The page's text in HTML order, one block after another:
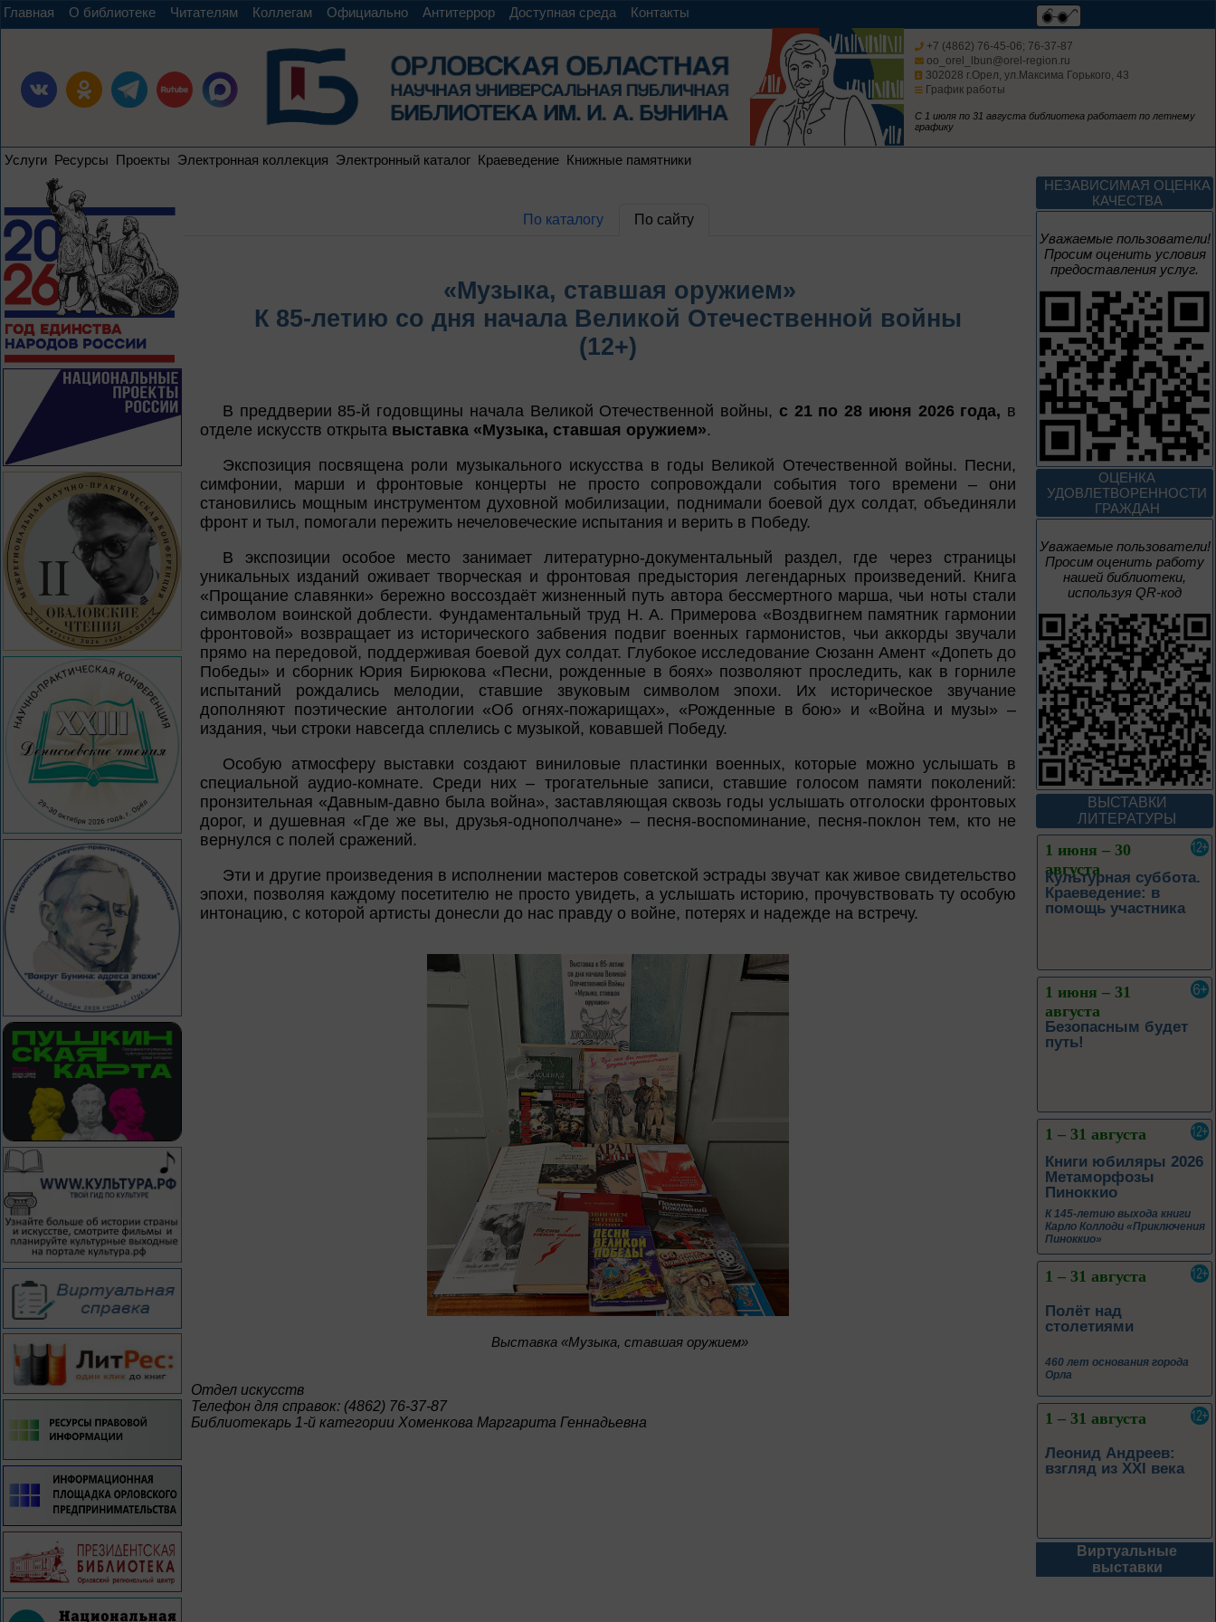
Главная О библиотеке Читателям Коллегам Официально Антитеррор Доступная среда Контакты
+7 (4862) 76-45-06; 76-37-87
oo_orel_lbun@orel-region.ru
302028 г.Орел, ул.Максима Горького, 43
График работы
С 1 июля по 31 августа библиотека работает по летнему
графику
Услуги Ресурсы Проекты Электронная коллекция Электронный каталог Краеведение Книжные памятники
По каталогу По сайту
«Музыка, ставшая оружием»
К 85-летию со дня начала Великой Отечественной войны
(12+)
В преддверии 85-й годовщины начала Великой Отечественной войны, с 21 по 28 июня 2026 года, в
отделе искусств открыта выставка «Музыка, ставшая оружием».
Экспозиция посвящена роли музыкального искусства в годы Великой Отечественной войны. Песни,
симфонии, марши и фронтовые концерты не просто сопровождали события того времени – они
становились мощным инструментом духовной мобилизации, поднимали боевой дух солдат, объединяли
фронт и тыл, помогали пережить нечеловеческие испытания и верить в Победу.
В экспозиции особое место занимает литературно-документальный раздел, где через страницы
уникальных изданий оживает творческая и фронтовая предыстория легендарных произведений. Книга
«Прощание славянки» бережно воссоздаёт жизненный путь автора бессмертного марша, чьи ноты стали
символом воинской доблести. Фундаментальный труд Н. А. Примерова «Воздвигнем памятник гармонии
фронтовой» возвращает из исторического забвения подвиг военных гармонистов, чьи аккорды звучали
прямо на передовой, поддерживая боевой дух солдат. Глубокое исследование Сюзанн Амент «Допеть до
Победы» и сборник Юрия Бирюкова «Песни, рожденные в боях» позволяют проследить, как в горниле
испытаний рождались мелодии, ставшие звуковым символом эпохи. Их историческое звучание
дополняют поэтические антологии «Об огнях-пожарищах», «Рожденные в бою» и «Война и музы» –
издания, чьи строки навсегда сплелись с музыкой, ковавшей Победу.
Особую атмосферу выставки создают виниловые пластинки военных, которые можно услышать в
специальной аудио-комнате. Среди них – трогательные записи, ставшие голосом памяти поколений:
пронзительная «Давным-давно была война», заставляющая сквозь годы услышать отголоски фронтовых
дорог, и душевная «Где же вы, друзья-однополчане» – песня-воспоминание, песня-поклон тем, кто не
вернулся с полей сражений.
Эти и другие произведения в исполнении мастеров советской эстрады звучат как живое свидетельство
эпохи, позволяя каждому посетителю не просто увидеть, а услышать историю, прочувствовать ту особую
интонацию, с которой артисты донесли до нас правду о войне, потерях и надежде на встречу.
Bыставка «Музыка, ставшая оружием»
Отдел искусств
Телефон для справок: (4862) 76-37-87
Библиотекарь 1-й категории Хоменкова Маргарита Геннадьевна
НЕЗАВИСИМАЯ ОЦЕНКА
КАЧЕСТВА
Уважаемые пользователи!
Просим оценить условия
предоставления услуг.
ОЦЕНКА
УДОВЛЕТВОРЕННОСТИ
ГРАЖДАН
Уважаемые пользователи!
Просим оценить работу
нашей библиотеки,
используя QR-код
ВЫСТАВКИ
ЛИТЕРАТУРЫ
Мастера кисти:
галерея талантов
Творец и муза
Цикл выставок литературы
4 – 14 августа
В борьбе против
нацизма мы были
вместе
Великая Победа народов
многонациональной страны
3 – 17 августа
Век Аполлинария
К 170-летию со дня рождения
живописца
2 июня – 20
августа
10 – 24 августа
Мгновения
95 лет со дня рождения
композитора Микаэла
Леоновича Таривердиева
1 июня – 30
августа
Культурная суббота.
Краеведение: в
помощь участника
1 июня – 31
августа
Безопасным будет
путь!
1 – 31 августа
Книги юбиляры 2026
Метаморфозы
Пиноккио
К 145-летию выхода книги
Карло Коллоди «Приключения
Пиноккио»
1 – 31 августа
Полёт над
столетиями
460 лет основания города
Орла
1 – 31 августа
Леонид Андреев:
взгляд из XXI века
1 – 31 августа
Виртуальные
выставки